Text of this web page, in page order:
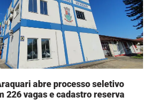
abre processo seletivo
226 vagas e cadastro reserva